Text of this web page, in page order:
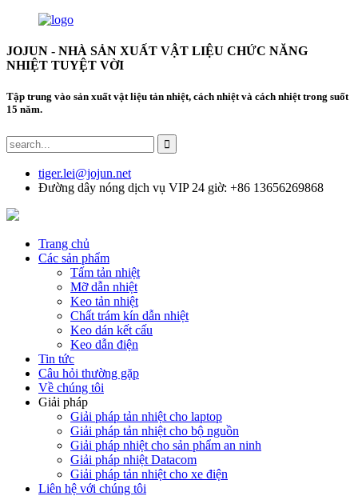
JOJUN - NHÀ SẢN XUẤT VẬT LIỆU CHỨC NĂNG
NHIỆT TUYỆT VỜI
Tập trung vào sản xuất vật liệu tản nhiệt, cách nhiệt và cách nhiệt trong suốt
15 năm.
tiger.lei@jojun.net
Đường dây nóng dịch vụ VIP 24 giờ: +86 13656269868
Trang chủ
Các sản phẩm
Tấm tản nhiệt
Mỡ dẫn nhiệt
Keo tản nhiệt
Chất trám kín dẫn nhiệt
Keo dán kết cấu
Keo dẫn điện
Tin tức
Câu hỏi thường gặp
Về chúng tôi
Giải pháp
Giải pháp tản nhiệt cho laptop
Giải pháp tản nhiệt cho bộ nguồn
Giải pháp nhiệt cho sản phẩm an ninh
Giải pháp nhiệt Datacom
Giải pháp tản nhiệt cho xe điện
Liên hệ với chúng tôi